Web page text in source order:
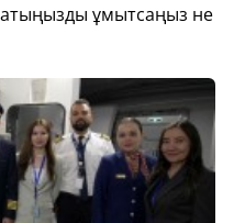
ұмытсаңыз не